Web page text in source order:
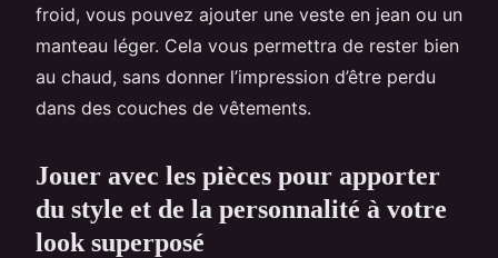
froid, vous pouvez ajouter une veste en jean ou un
manteau léger. Cela vous permettra de rester bien
au chaud, sans donner l’impression d’être perdu
dans des couches de vêtements.
Jouer avec les pièces pour apporter
du style et de la personnalité à votre
look superposé